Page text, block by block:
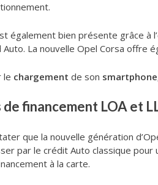
également bien présente grâce à
Auto. La nouvelle Opel Corsa offre
le chargement de son smartphone
de financement LOA et
que la nouvelle génération
par le crédit Auto classique
à la carte.